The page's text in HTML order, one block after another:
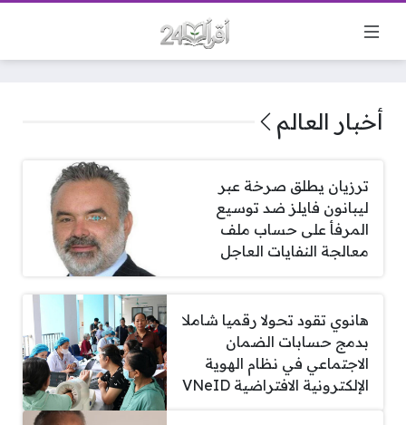
أخبار العالم
ترزيان يطلق صرخة عبر
ليبانون فايلز ضد توسيع
المرفأ على حساب ملف
معالجة النفايات العاجل
هانوي تقود تحولا رقميا شاملا
بدمج حسابات الضمان
الاجتماعي في نظام الهوية
الإلكترونية الافتراضية VNeID